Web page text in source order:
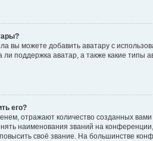
вы можете добавить аватару с
ли поддержка аватар, а также какие
его?
отражают количество созданных
наименования званий на
своё звание. На большинстве